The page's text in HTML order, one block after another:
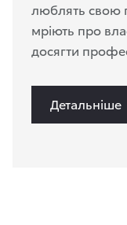
люблять свою
мріють про
досягти
Детальніше